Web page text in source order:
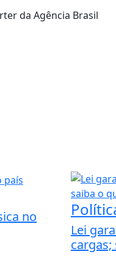
da Agência Brasil
no
Lei